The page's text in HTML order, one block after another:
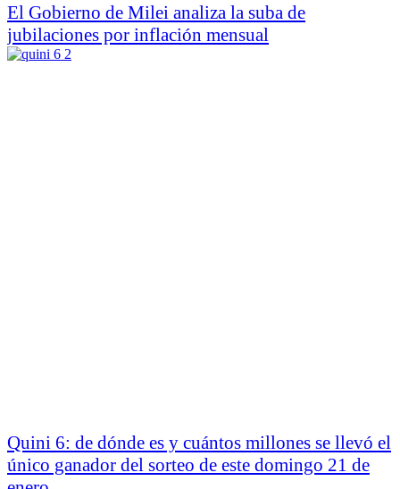
El Gobierno de Milei analiza la suba de
jubilaciones por inflación mensual
Quini 6: de dónde es y cuántos millones se llevó el
único ganador del sorteo de este domingo 21 de